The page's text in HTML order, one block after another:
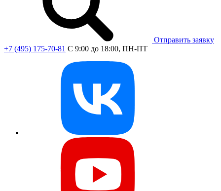
Отправить заявку
+7 (495) 175-70-81 C 9:00 до 18:00, ПН-ПТ